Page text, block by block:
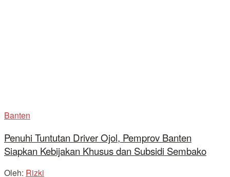
Banten
Penuhi Tuntutan Driver Ojol, Pemprov Banten
Siapkan Kebijakan Khusus dan Subsidi Sembako
Oleh: Rizki